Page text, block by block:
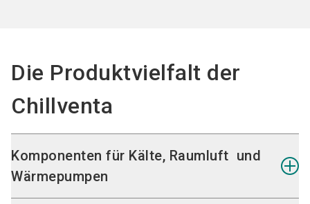
Die Produktvielfalt der
Chillventa
Komponenten für Kälte, Raumluft und
Wärmepumpen